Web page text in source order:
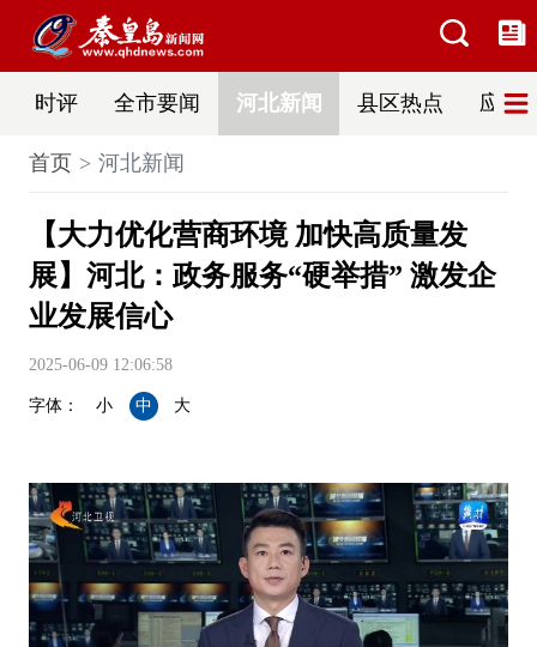
时评 全市要闻 河北新闻 县区热点 应急
首页 河北新闻
【大力优化营商环境 加快高质量发
展】河北：政务服务“硬举措” 激发企
业发展信心
2025-06-09 12:06:58
字体： 小 中 大